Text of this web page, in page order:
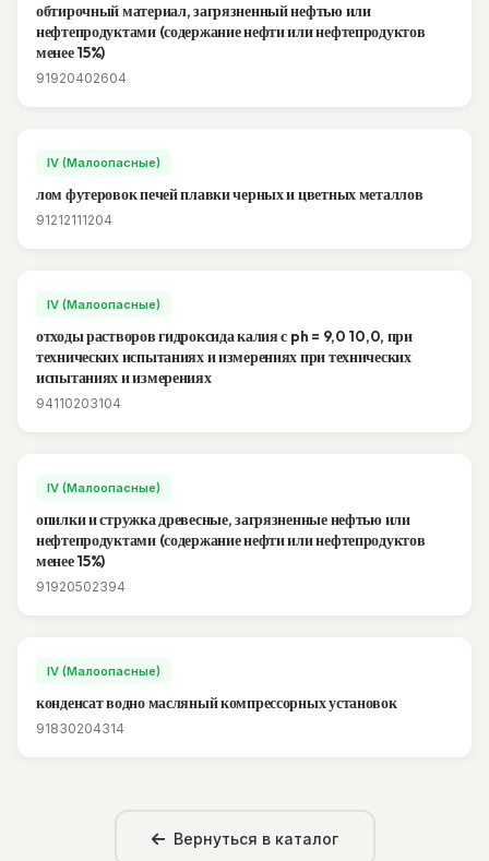
обтирочный материал, загрязненный нефтью или
нефтепродуктами (содержание нефти или нефтепродуктов
менее 15%)
91920402604
IV (Малоопасные)
лом футеровок печей плавки черных и цветных металлов
91212111204
IV (Малоопасные)
отходы растворов гидроксида калия с ph = 9,0 10,0, при
технических испытаниях и измерениях при технических
испытаниях и измерениях
94110203104
IV (Малоопасные)
опилки и стружка древесные, загрязненные нефтью или
нефтепродуктами (содержание нефти или нефтепродуктов
менее 15%)
91920502394
IV (Малоопасные)
конденсат водно масляный компрессорных установок
91830204314
Вернуться в каталог